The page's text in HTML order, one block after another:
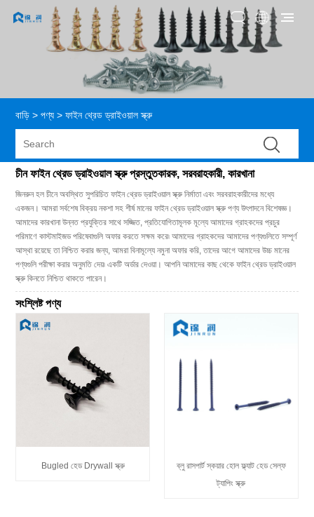
বাড়ি > পণ্য > ফাইন থ্রেড ড্রাইওয়াল স্ক্রু
চীন ফাইন থ্রেড ড্রাইওয়াল স্ক্রু প্রস্তুতকারক, সরবরাহকারী, কারখানা
জিনরুন হল চীনে অবস্থিত সুপরিচিত ফাইন থ্রেড ড্রাইওয়াল স্ক্রু নির্মাতা এবং সরবরাহকারীদের মধ্যে
একজন। আমরা সর্বশেষ বিক্রয় নকশা সহ শীর্ষ মানের ফাইন থ্রেড ড্রাইওয়াল স্ক্রু পণ্য উৎপাদনে বিশেষজ্ঞ।
আমাদের কারখানা উন্নত প্রযুক্তির সাথে সজ্জিত, প্রতিযোগিতামূলক মূল্যে আমাদের গ্রাহকদের প্রচুর
পরিমাণে কাস্টমাইজড পরিষেবাগুলি অফার করতে সক্ষম করে৷ আমাদের গ্রাহকদের আমাদের পণ্যগুলিতে সম্পূর্ণ
আস্থা রয়েছে তা নিশ্চিত করার জন্য, আমরা বিনামূল্যে নমুনা অফার করি, তাদের আগে আমাদের উচ্চ মানের
পণ্যগুলি পরীক্ষা করার অনুমতি দেয়৷ একটি অর্ডার দেওয়া। আপনি আমাদের কাছ থেকে ফাইন থ্রেড ড্রাইওয়াল
স্ক্রু কিনতে নিশ্চিত থাকতে পারেন।
সংশ্লিষ্ট পণ্য
Bugled হেড Drywall স্ক্রু
ব্লু রাসপার্ট স্কয়ার হোল ফ্ল্যাট হেড সেল্ফ
ট্যাপিং স্ক্রু